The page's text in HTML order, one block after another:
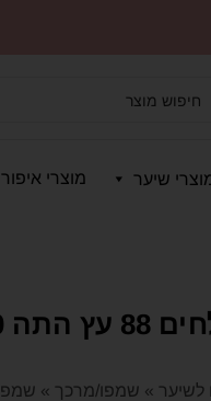
שיער מוצרי איפור
לשיער » שמפו/מרכך »